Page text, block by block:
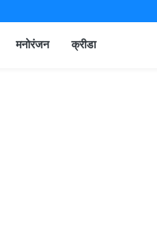
मनोरंजन क्रीडा